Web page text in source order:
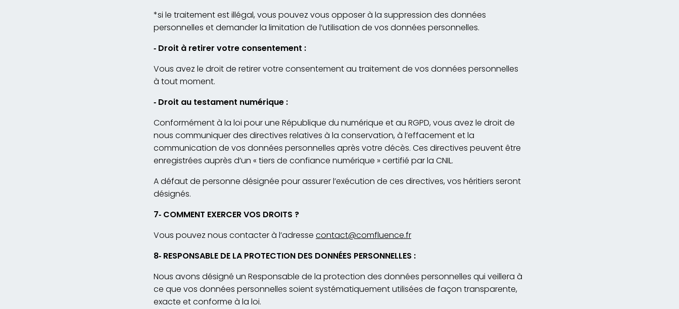
*si le traitement est illégal, vous pouvez vous opposer à la suppression des données
personnelles et demander la limitation de l’utilisation de vos données personnelles.
‐ Droit à retirer votre consentement :
Vous avez le droit de retirer votre consentement au traitement de vos données personnelles
à tout moment.
‐ Droit au testament numérique :
Conformément à la loi pour une République du numérique et au RGPD, vous avez le droit de
nous communiquer des directives relatives à la conservation, à l’effacement et la
communication de vos données personnelles après votre décès. Ces directives peuvent être
enregistrées auprès d’un « tiers de confiance numérique » certifié par la CNIL.
A défaut de personne désignée pour assurer l’exécution de ces directives, vos héritiers seront
désignés.
7‐ COMMENT EXERCER VOS DROITS ?
Vous pouvez nous contacter à l’adresse contact@comfluence.fr
8‐ RESPONSABLE DE LA PROTECTION DES DONNÉES PERSONNELLES :
Nous avons désigné un Responsable de la protection des données personnelles qui veillera à
ce que vos données personnelles soient systématiquement utilisées de façon transparente,
exacte et conforme à la loi.